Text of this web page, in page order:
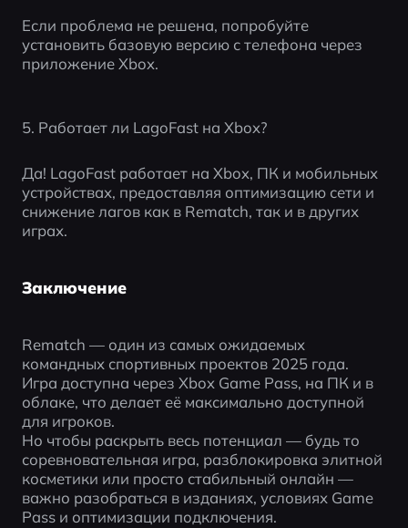
Если проблема не решена, попробуйте
установить базовую версию с телефона через
приложение Xbox.
5. Работает ли LagoFast на Xbox?
Да! LagoFast работает на Xbox, ПК и мобильных
устройствах, предоставляя оптимизацию сети и
снижение лагов как в Rematch, так и в других
играх.
Заключение
Rematch — один из самых ожидаемых
командных спортивных проектов 2025 года.
Игра доступна через Xbox Game Pass, на ПК и в
облаке, что делает её максимально доступной
для игроков.
Но чтобы раскрыть весь потенциал — будь то
соревновательная игра, разблокировка элитной
косметики или просто стабильный онлайн —
важно разобраться в изданиях, условиях Game
Pass и оптимизации подключения.